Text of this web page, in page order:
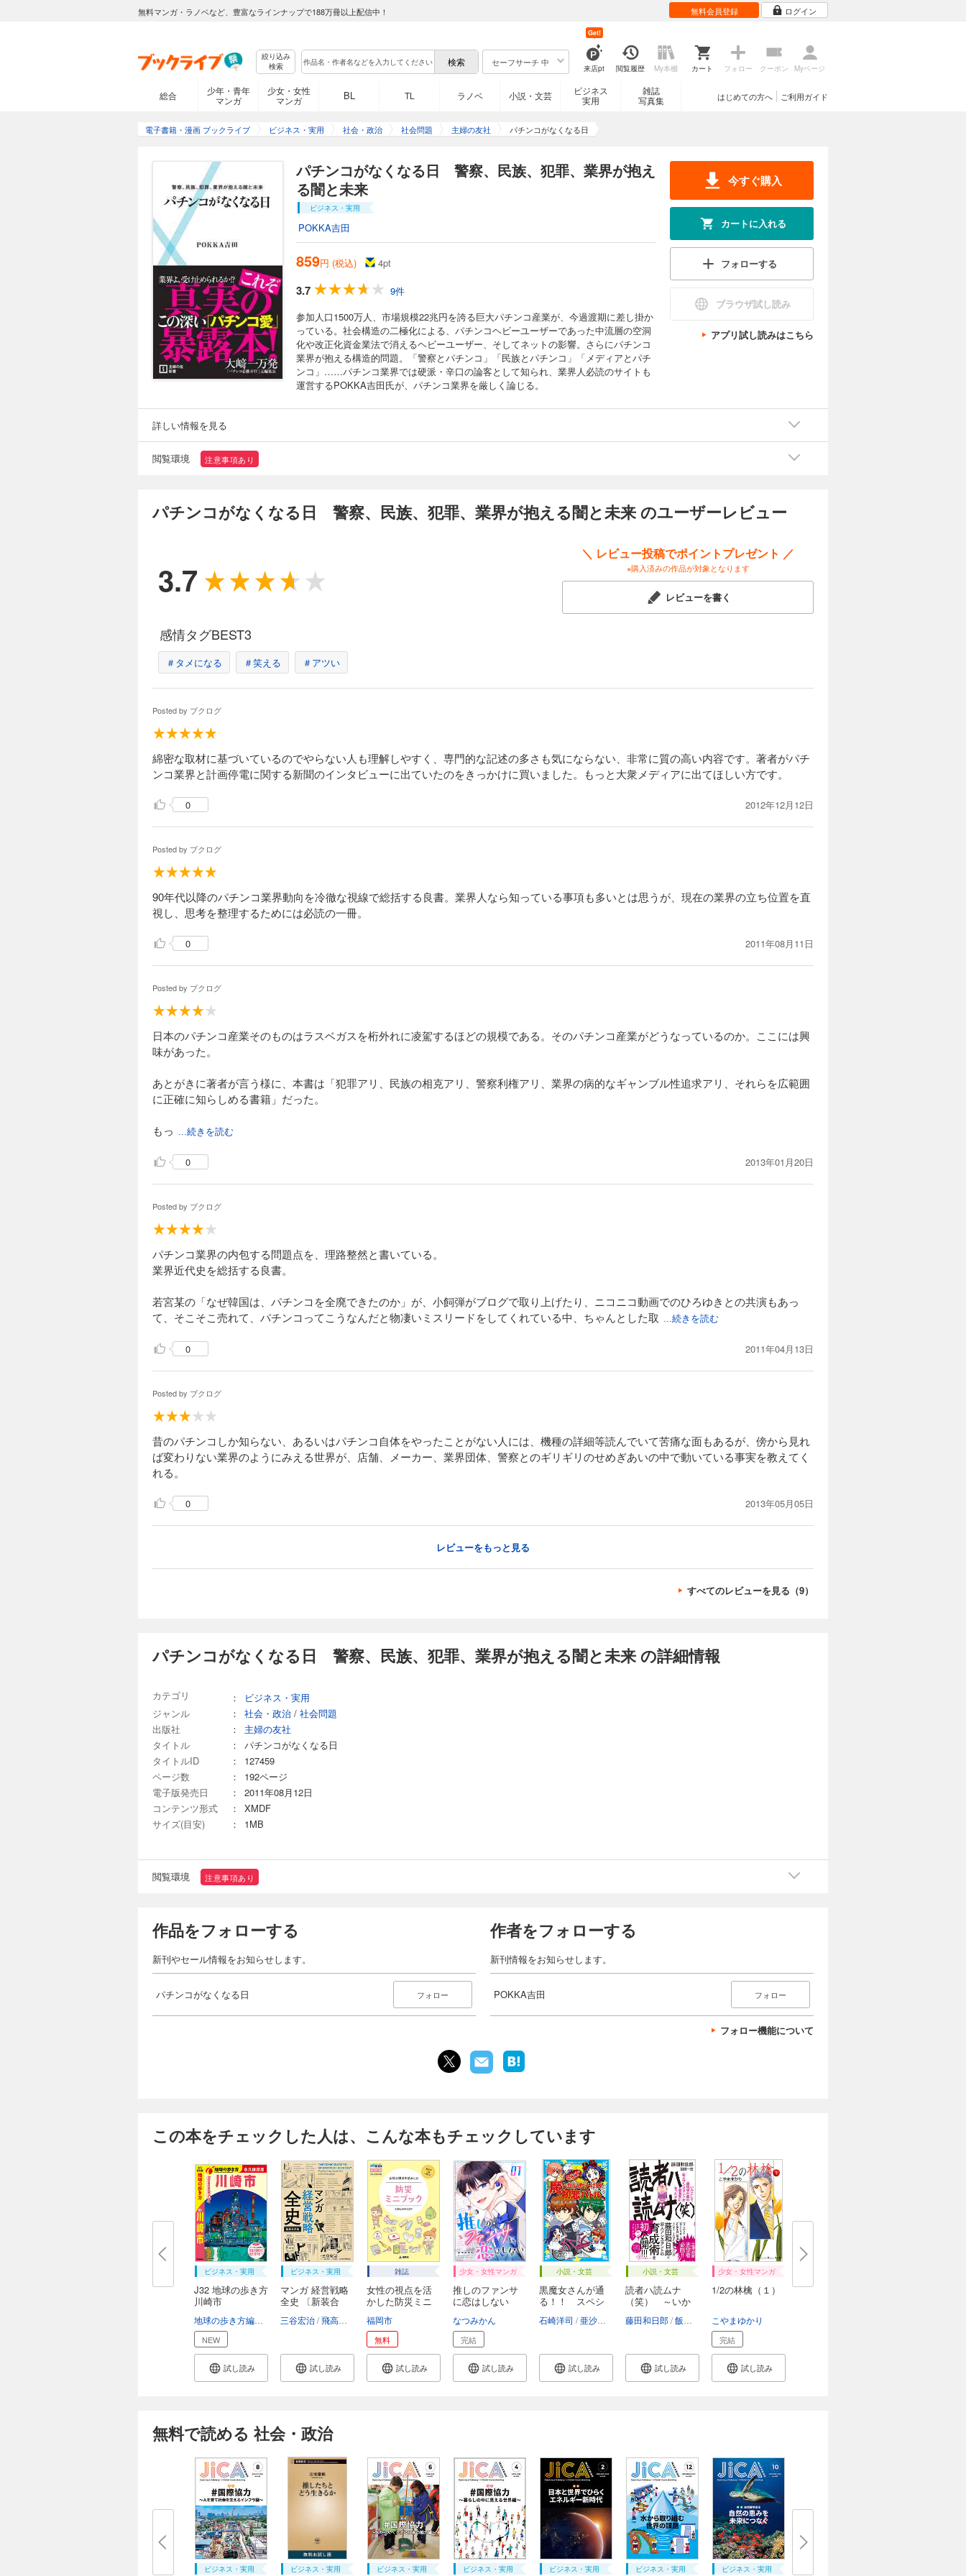
無料マンガ・ラノベなど、豊富なラインナップで188万冊以上配信中！ 無料会員登録 ログイン
絞り込み
検索
セーフサーチ 中
来店pt
Get!
閲覧履歴 My本棚 カート フォロー クーポン Myページ
総合
少年・青年
マンガ
少女・女性
マンガ
BL TL ラノベ 小説・文芸
ビジネス
実用
雑誌
写真集
ご利用ガイド
はじめての方へ
電子書籍・漫画 ブックライブ ビジネス・実用 社会・政治 社会問題 主婦の友社 パチンコがなくなる日
パチンコがなくなる日 警察、民族、犯罪、業界が抱え
る闇と未来
ビジネス・実用
POKKA吉田
859円 (税込) 4pt
3.7
9件
参加人口1500万人、市場規模22兆円を誇る巨大パチンコ産業が、今過渡期に差し掛か
っている。社会構造の二極化による、パチンコヘビーユーザーであった中流層の空洞
化や改正化資金業法で消えるヘビーユーザー、そしてネットの影響。さらにパチンコ
業界が抱える構造的問題。「警察とパチンコ」「民族とパチンコ」「メディアとパチ
ンコ」……パチンコ業界では硬派・辛口の論客として知られ、業界人必読のサイトも
運営するPOKKA吉田氏が、パチンコ業界を厳しく論じる。
今すぐ購入
カートに入れる
フォローする
ブラウザ試し読み
アプリ試し読みはこちら
詳しい情報を見る
閲覧環境 注意事項あり
パチンコがなくなる日 警察、民族、犯罪、業界が抱える闇と未来 のユーザーレビュー
3.7
＼ レビュー投稿でポイントプレゼント ／
※購入済みの作品が対象となります
レビューを書く
感情タグBEST3
＃タメになる ＃笑える ＃アツい
Posted by ブクログ
綿密な取材に基づいているのでやらない人も理解しやすく、専門的な記述の多さも気にならない、非常に質の高い内容です。著者がパチ
ンコ業界と計画停電に関する新聞のインタビューに出ていたのをきっかけに買いました。もっと大衆メディアに出てほしい方です。
0 2012年12月12日
Posted by ブクログ
90年代以降のパチンコ業界動向を冷徹な視線で総括する良書。業界人なら知っている事項も多いとは思うが、現在の業界の立ち位置を直
視し、思考を整理するためには必読の一冊。
0 2011年08月11日
Posted by ブクログ
日本のパチンコ産業そのものはラスベガスを桁外れに凌駕するほどの規模である。そのパチンコ産業がどうなっているのか。ここには興
味があった。
あとがきに著者が言う様に、本書は「犯罪アリ、民族の相克アリ、警察利権アリ、業界の病的なギャンブル性追求アリ、それらを広範囲
に正確に知らしめる書籍」だった。
もっ ...続きを読む
0 2013年01月20日
Posted by ブクログ
パチンコ業界の内包する問題点を、理路整然と書いている。
業界近代史を総括する良書。
若宮某の「なぜ韓国は、パチンコを全廃できたのか」が、小飼弾がブログで取り上げたり、ニコニコ動画でのひろゆきとの共演もあっ
て、そこそこ売れて、パチンコってこうなんだと物凄いミスリードをしてくれている中、ちゃんとした取 ...続きを読む
0 2011年04月13日
Posted by ブクログ
昔のパチンコしか知らない、あるいはパチンコ自体をやったことがない人には、機種の詳細等読んでいて苦痛な面もあるが、傍から見れ
ば変わりない業界のようにみえる世界が、店舗、メーカー、業界団体、警察とのギリギリのせめぎあいの中で動いている事実を教えてく
れる。
0 2013年05月05日
レビューをもっと見る
すべてのレビューを見る（9）
パチンコがなくなる日 警察、民族、犯罪、業界が抱える闇と未来 の詳細情報
カテゴリ ：
ビジネス・実用
ジャンル
： 社会・政治 / 社会問題
出版社
：
主婦の友社
タイトル
：
パチンコがなくなる日
タイトルID
：
127459
ページ数
：
192ページ
電子版発売日
：
2011年08月12日
コンテンツ形式
：
XMDF
サイズ(目安)
： 1MB
閲覧環境 注意事項あり
作品をフォローする
新刊やセール情報をお知らせします。
パチンコがなくなる日 フォロー
作者をフォローする
新刊情報をお知らせします。
POKKA吉田 フォロー
フォロー機能について
この本をチェックした人は、こんな本もチェックしています
ビジネス・実用
J32 地球の歩き方
川崎市
NEW
試し読み
ビジネス・実用
マンガ 経営戦略
全史 〔新装合
三谷宏治 飛高翔 星井博文
試し読み
雑誌
女性の視点を活
かした防災ミニ
福岡市
無料
試し読み
少女・女性マンガ
推しのファンサ
に恋はしない
なつみかん
完結
試し読み
小説・文芸
黒魔女さんが通
る！！ スペシ
石崎洋司 亜沙美 藤田香
試し読み
小説・文芸
読者ハ読ムナ
（笑） ～いか
藤田和日郎 飯田一史
試し読み
少女・女性マンガ
1/2の林檎（１）
こやまゆかり
完結
試し読み
無料で読める 社会・政治
ビジネス・実用 ビジネス・実用 ビジネス・実用 ビジネス・実用 ビジネス・実用 ビジネス・実用 ビジネス・実用